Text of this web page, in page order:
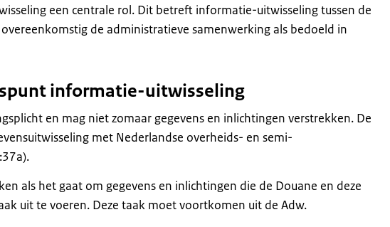
een centrale rol. Dit betreft informatie-uitwisseling tussen de
de administratieve samenwerking als bedoeld in
informatie-uitwisseling
en mag niet zomaar gegevens en inlichtingen verstrekken. De
met Nederlandse overheids- en semi-
als het gaat om gegevens en inlichtingen die de Douane en deze
uit te voeren. Deze taak moet voortkomen uit de Adw.